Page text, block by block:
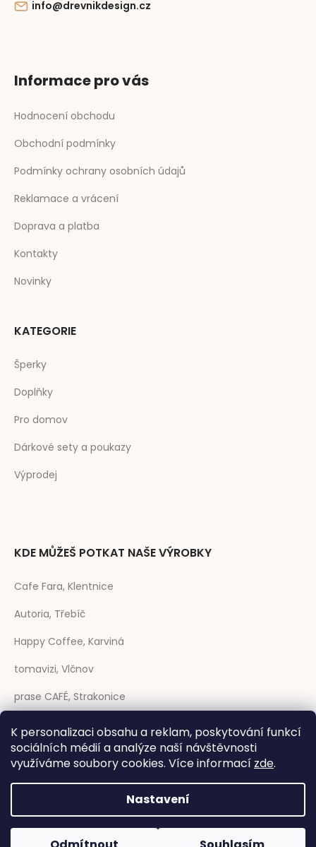
K personalizaci obsahu a reklam, poskytování funkcí
sociálních médií a analýze naší návštěvnosti
využíváme soubory cookies. Více informací zde.
Nastavení
info@drevnikdesign.cz
Informace pro vás
Hodnocení obchodu
Obchodní podmínky
Podmínky ochrany osobních údajů
Reklamace a vrácení
Doprava a platba
Kontakty
Novinky
KATEGORIE
Šperky
Doplňky
Pro domov
Dárkové sety a poukazy
Výprodej
KDE MŮŽEŠ POTKAT NAŠE VÝROBKY
Cafe Fara, Klentnice
Autoria, Třebíč
Happy Coffee, Karviná
tomavizi, Vlčnov
prase CAFÉ, Strakonice
Rozmarýna, Telč
Vytvořil Shoptet Anque Media